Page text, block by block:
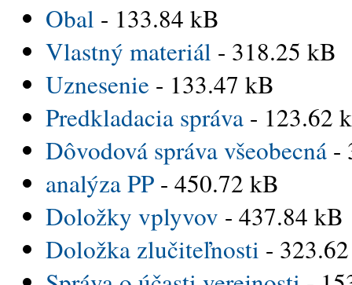
Obal - 133.84 kB
Vlastný materiál - 318.25 kB
Uznesenie - 133.47 kB
Predkladacia správa - 123.62
Dôvodová správa všeobecná -
analýza PP - 450.72 kB
Doložky vplyvov - 437.84 kB
Doložka zlučiteľnosti -